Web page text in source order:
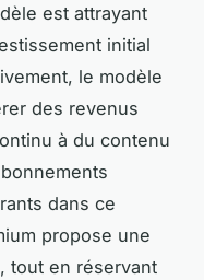
est attrayant
initial
le modèle
des revenus
à du contenu
dans ce
propose une
tout en réservant